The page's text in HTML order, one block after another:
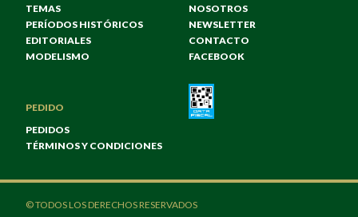
TEMAS
PERÍODOS HISTÓRICOS
EDITORIALES
MODELISMO
NOSOTROS
NEWSLETTER
CONTACTO
FACEBOOK
PEDIDO
PEDIDOS
TÉRMINOS Y CONDICIONES
© TODOS LOS DERECHOS RESERVADOS